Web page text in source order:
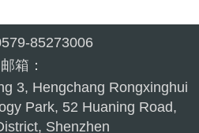
85273006
邮箱：
3, Hengchang Rongxinghui
Park, 52 Huaning Road,
Shenzhen